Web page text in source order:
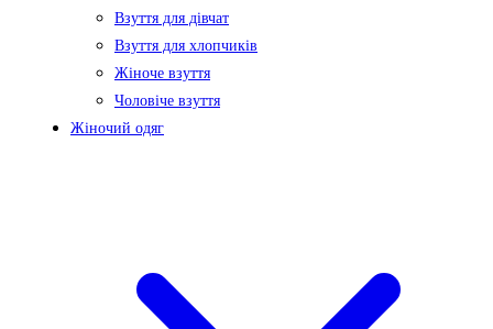
Взуття для дівчат
Взуття для хлопчиків
Жіноче взуття
Чоловіче взуття
Жіночий одяг